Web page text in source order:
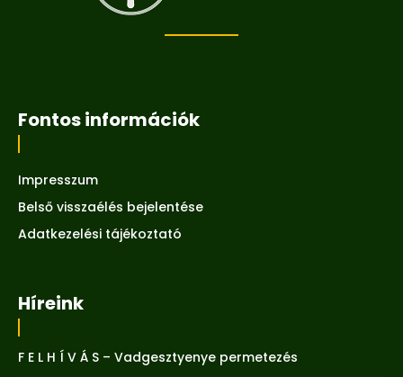
Fontos információk
Impresszum
Belső visszaélés bejelentése
Adatkezelési tájékoztató
Híreink
F E L H Í V Á S – Vadgesztyenye permetezés